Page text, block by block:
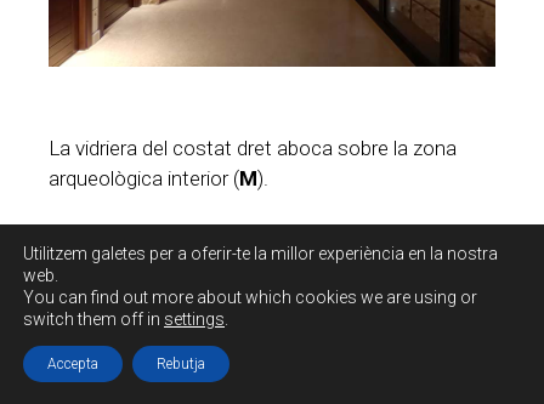
La vidriera del costat dret aboca sobre la zona
arqueològica interior (M).
Utilitzem galetes per a oferir-te la millor experiència en la nostra
web.
You can find out more about which cookies we are using or
switch them off in settings
Accepta Rebutja